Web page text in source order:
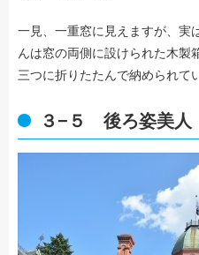
一見、一重窓に見えますが、実
んは窓の両側に設けられた木製
三つに折りたたんで納められて
３−５ 後ろ姿美人